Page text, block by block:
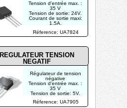
Tension d'entrée max. :
35 V
Tension de sortie: 24V.
Courant de sortie maxi:
1.5A.
Régulateur de tension
négative
Tension d'entrée max. :
35 V
Tension de sortie: 5V.
1.5A.
Réference: UA7824
Réference: UA7905
REGULATEUR TENSION
NEGATIF